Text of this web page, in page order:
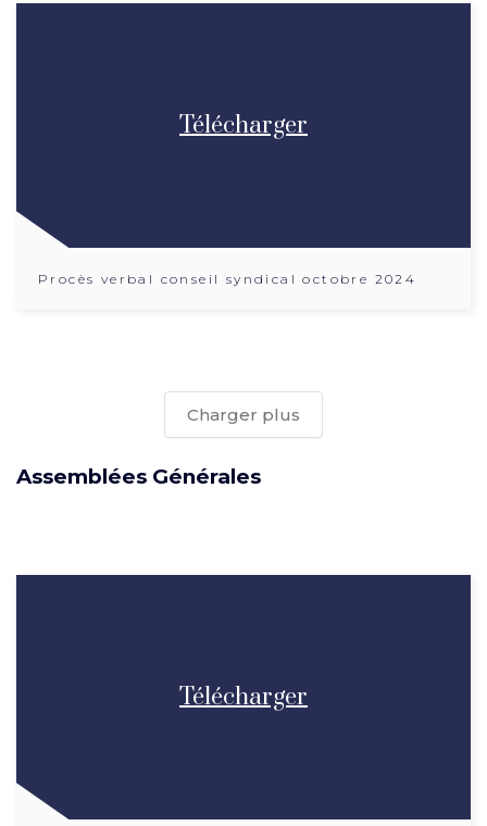
Télécharger
Procès verbal conseil syndical octobre 2024
Charger plus
Assemblées Générales
Télécharger